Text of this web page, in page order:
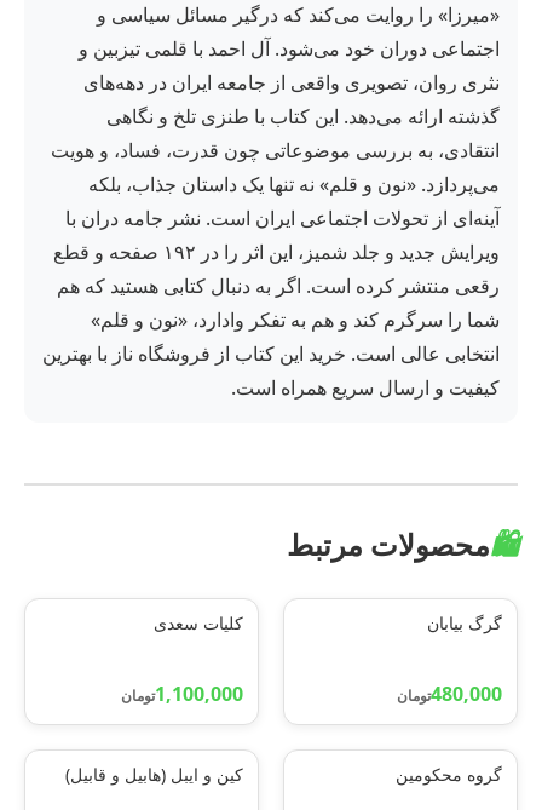
«میرزا» را روایت می‌کند که درگیر مسائل سیاسی و
اجتماعی دوران خود می‌شود. آل احمد با قلمی تیزبین و
نثری روان، تصویری واقعی از جامعه ایران در دهه‌های
گذشته ارائه می‌دهد. این کتاب با طنزی تلخ و نگاهی
انتقادی، به بررسی موضوعاتی چون قدرت، فساد، و هویت
می‌پردازد. «نون و قلم» نه تنها یک داستان جذاب، بلکه
آینه‌ای از تحولات اجتماعی ایران است. نشر جامه دران با
ویرایش جدید و جلد شمیز، این اثر را در ۱۹۲ صفحه و قطع
رقعی منتشر کرده است. اگر به دنبال کتابی هستید که هم
شما را سرگرم کند و هم به تفکر وادارد، «نون و قلم»
انتخابی عالی است. خرید این کتاب از فروشگاه ناز با بهترین
کیفیت و ارسال سریع همراه است.
🛍️محصولات مرتبط
گرگ بیابان
480,000تومان
کلیات سعدی
1,100,000تومان
گروه محکومین کین و ایبل (هابیل و قابیل)